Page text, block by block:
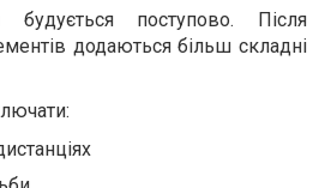
будується поступово. Після
додаються більш складні